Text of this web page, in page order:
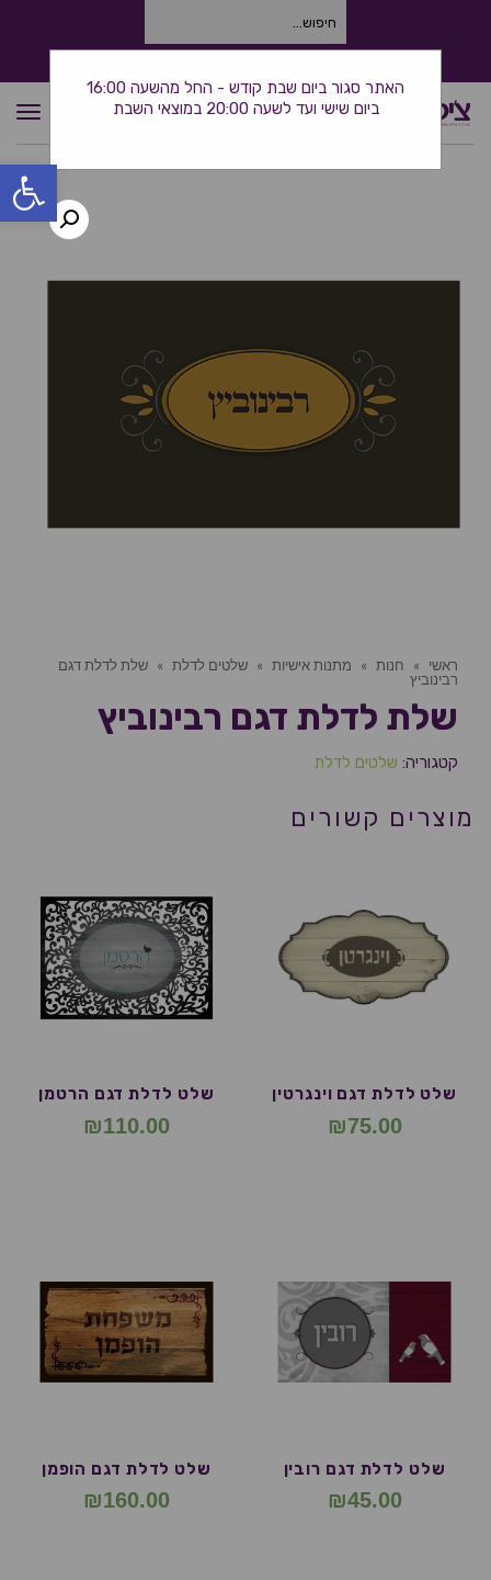
פתח
ראשי » חנות » מתנות אישיות » שלטים לדלת » שלת לדלת דגם
רבינוביץ
שלת לדלת דגם רבינוביץ
קטגוריה: שלטים לדלת
מוצרים קשורים
שלט לדלת דגם וינגרטין
₪75.00
שלט לדלת דגם הרטמן
₪110.00
שלט לדלת דגם רובין
₪45.00
שלט לדלת דגם הופמן
₪160.00
האתר סגור ביום שבת קודש - החל מהשעה 16:00
ביום שישי ועד לשעה 20:00 במוצאי השבת